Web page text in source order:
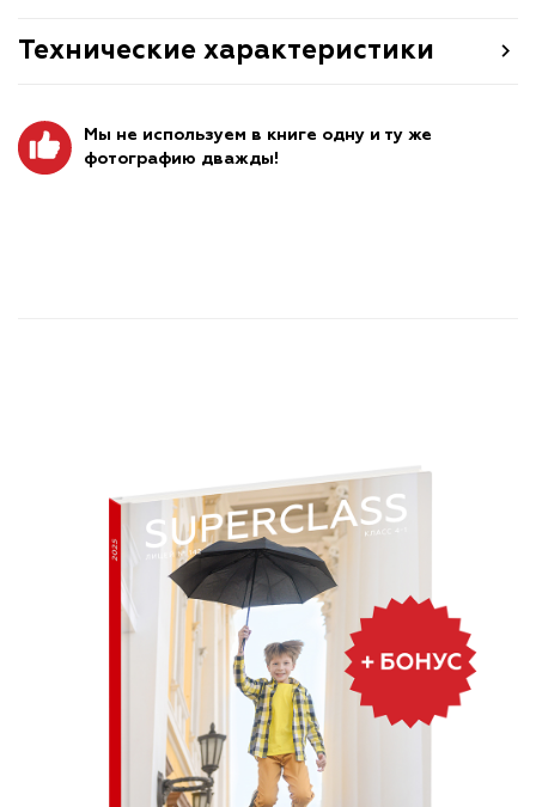
Технические характеристики
Мы не используем в книге одну и ту же
фотографию дважды!